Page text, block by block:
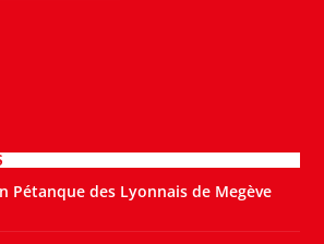
Pétanque des Lyonnais de Megève